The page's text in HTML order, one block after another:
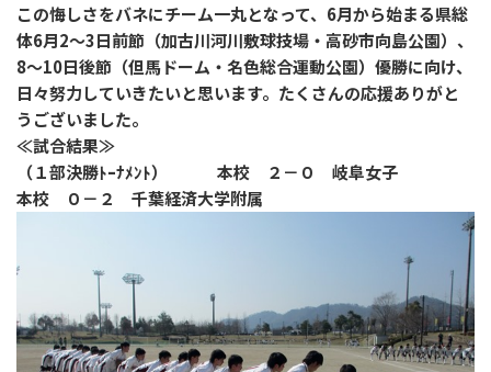
この悔しさをバネにチーム一丸となって、6月から始まる県総
体6月2～3日前節（加古川河川敷球技場・高砂市向島公園）、
8～10日後節（但馬ドーム・名色総合運動公園）優勝に向け、
日々努力していきたいと思います。たくさんの応援ありがと
うございました。
≪試合結果≫
（１部決勝ﾄｰﾅﾒﾝﾄ） 本校 ２－０ 岐阜女子
本校 ０－２ 千葉経済大学附属